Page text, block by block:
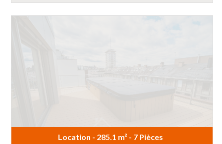
Location - 285.1 m² - 7 Pièces